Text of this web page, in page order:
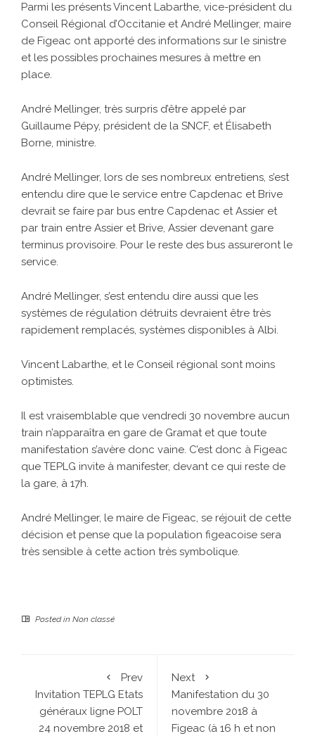
Parmi les présents Vincent Labarthe, vice-président du
Conseil Régional d’Occitanie et André Mellinger, maire
de Figeac ont apporté des informations sur le sinistre
et les possibles prochaines mesures à mettre en
place.
André Mellinger, très surpris d’être appelé par
Guillaume Pépy, président de la SNCF, et Élisabeth
Borne, ministre.
André Mellinger, lors de ses nombreux entretiens, s’est
entendu dire que le service entre Capdenac et Brive
devrait se faire par bus entre Capdenac et Assier et
par train entre Assier et Brive, Assier devenant gare
terminus provisoire. Pour le reste des bus assureront le
service.
André Mellinger, s’est entendu dire aussi que les
systèmes de régulation détruits devraient être très
rapidement remplacés, systèmes disponibles à Albi.
Vincent Labarthe, et le Conseil régional sont moins
optimistes.
Il est vraisemblable que vendredi 30 novembre aucun
train n’apparaîtra en gare de Gramat et que toute
manifestation s’avère donc vaine. C’est donc à Figeac
que TEPLG invite à manifester, devant ce qui reste de
la gare, à 17h.
André Mellinger, le maire de Figeac, se réjouit de cette
décision et pense que la population figeacoise sera
très sensible à cette action très symbolique.
Posted in Non classé
Prev
Invitation TEPLG Etats
généraux ligne POLT
24 novembre 2018 et
Next
Manifestation du 30
novembre 2018 à
Figeac (à 16 h et non